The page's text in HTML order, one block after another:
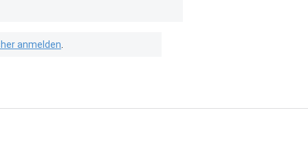
anmelden